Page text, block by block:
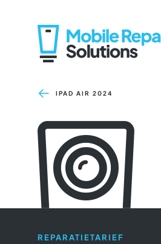
IPAD AIR 2024
REPARATIETARIEF